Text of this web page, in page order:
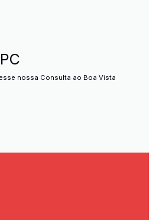
nossa Consulta ao Boa Vista